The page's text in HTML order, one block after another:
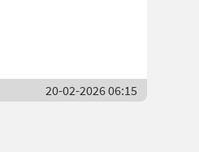
20-02-2026 06:15